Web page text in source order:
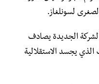
لسونلغاز.
الجديدة يصادف
الذي يجسد الاستقلالية